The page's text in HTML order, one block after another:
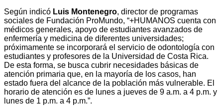
Según indicó Luis Montenegro, director de programas
sociales de Fundación ProMundo, “+HUMANOS cuenta con
médicos generales, apoyo de estudiantes avanzados de
enfermería y medicina de diferentes universidades;
próximamente se incorporará el servicio de odontología con
estudiantes y profesores de la Universidad de Costa Rica.
De esta forma, se busca cubrir necesidades básicas de
atención primaria que, en la mayoría de los casos, han
estado fuera del alcance de la población más vulnerable. El
horario de atención es de lunes a jueves de 9 a.m. a 4 p.m. y
lunes de 1 p.m. a 4 p.m.”.